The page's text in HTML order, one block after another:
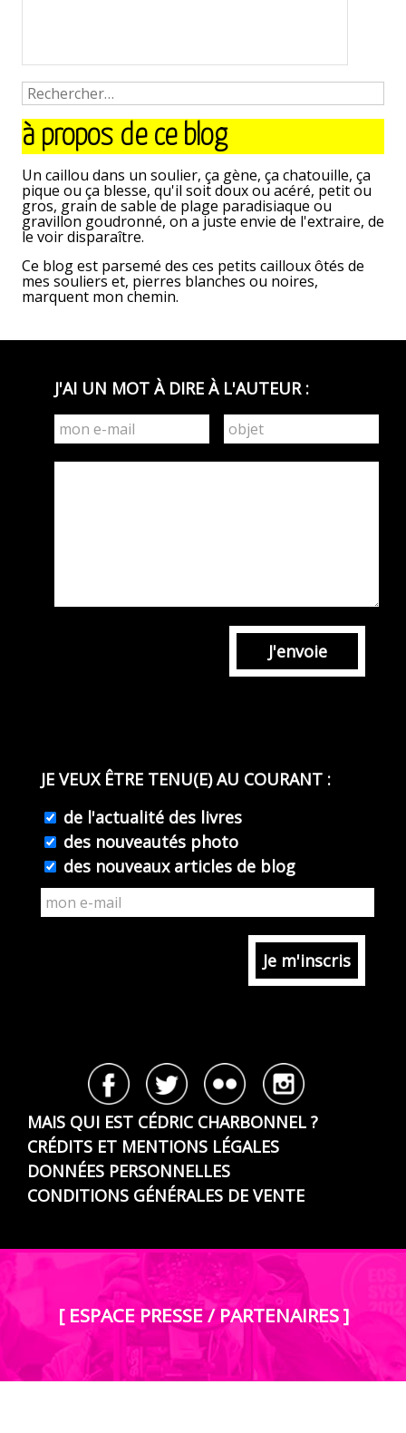
à propos de ce blog
Un caillou dans un soulier, ça gène, ça chatouille, ça
pique ou ça blesse, qu'il soit doux ou acéré, petit ou
gros, grain de sable de plage paradisiaque ou
gravillon goudronné, on a juste envie de l'extraire, de
le voir disparaître.
Ce blog est parsemé des ces petits cailloux ôtés de
mes souliers et, pierres blanches ou noires,
marquent mon chemin.
J'AI UN MOT À DIRE À L'AUTEUR :
J'envoie
JE VEUX ÊTRE TENU(E) AU COURANT :
de l'actualité des livres
des nouveautés photo
des nouveaux articles de blog
MAIS QUI EST CÉDRIC CHARBONNEL ?
CRÉDITS ET MENTIONS LÉGALES
DONNÉES PERSONNELLES
CONDITIONS GÉNÉRALES DE VENTE
[ ESPACE PRESSE / PARTENAIRES ]